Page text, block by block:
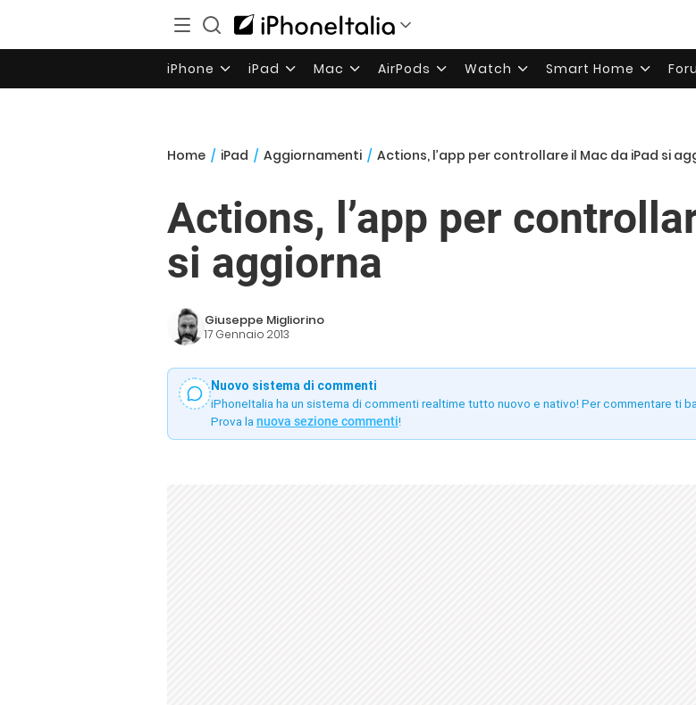
iPhone iPad Mac AirPods Watch Smart Home
Home / iPad / Aggiornamenti / Actions, l’app per controllare il Mac da iPad si
Actions, l’app per
si aggiorna
Giuseppe Migliorino
17 Gennaio 2013
Nuovo sistema di commenti
iPhoneItalia ha un sistema di commenti realtime tutto nuovo e nativo! Per commentare ti
Prova la nuova sezione commenti!